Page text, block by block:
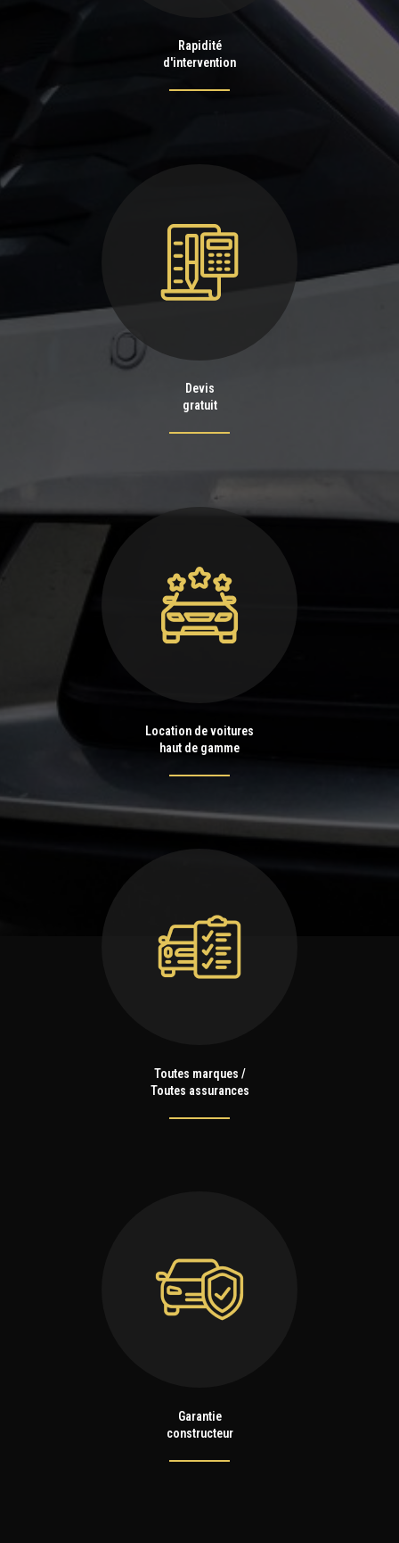
Rapidité
d'intervention
Devis
gratuit
Location de voitures
haut de gamme
Toutes marques /
Toutes assurances
Garantie
constructeur